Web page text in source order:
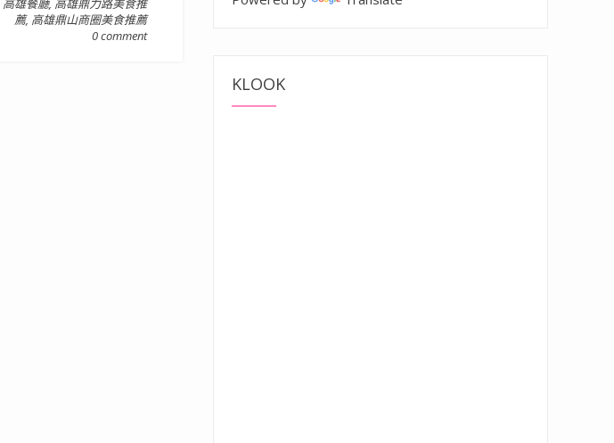
高雄餐廳, 高雄鼎力路美食推
薦, 高雄鼎山商圈美食推薦
0 comment
KLOOK